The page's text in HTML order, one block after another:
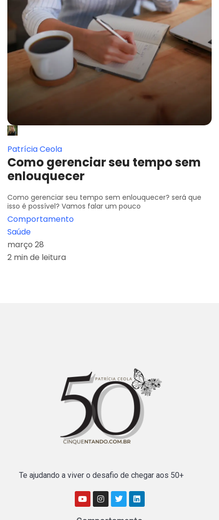
Patrícia Ceola
Como gerenciar seu tempo sem
enlouquecer
Como gerenciar seu tempo sem enlouquecer? será que
isso é possível? Vamos falar um pouco
Comportamento
Saúde
março 28
2 min de leitura
Te ajudando a viver o desafio de chegar aos 50+